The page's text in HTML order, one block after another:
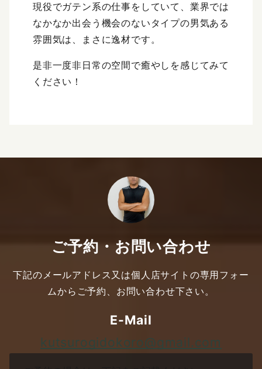
現役でガテン系の仕事をしていて、業界では
なかなか出会う機会のないタイプの男気ある
雰囲気は、まさに逸材です。
是非一度非日常の空間で癒やしを感じてみて
ください！
ご予約・お問い合わせ
下記のメールアドレス又は個人店サイトの専用フォー
ムからご予約、お問い合わせ下さい。
E-Mail
kutsurogidokoro@gmail.com